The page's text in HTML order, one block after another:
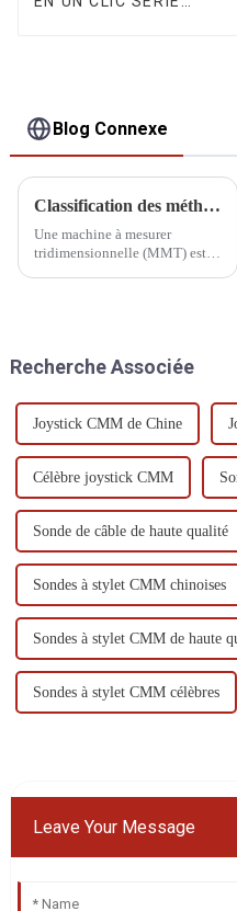
Blog Connexe
Classification des méthodes de mesure de la MMT
Une machine à mesurer
tridimensionnelle (MMT) est
classées selon les catégories
Recherche Associée
Joystick CMM de Chine
Célèbre joystick CMM
Sonde de câble de haute qualité
Sondes à stylet CMM chinoises
Sondes à stylet CMM de haute
Sondes à stylet CMM célèbres
Leave Your Message